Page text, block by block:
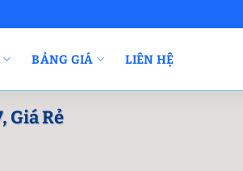
BẢNG GIÁ LIÊN HỆ
Giá Rẻ